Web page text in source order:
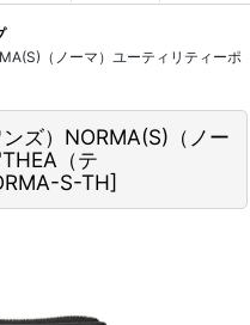
（ノーマ）ユーティリティーポ
ズ）NORMA(S)（ノー
（テ
S-TH]